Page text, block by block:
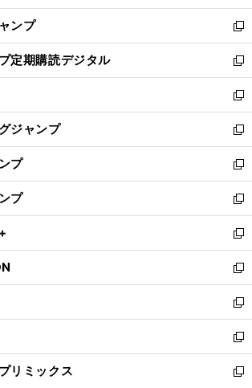
開
く
ウ
で
開
く
ン
ド
ウ
で
開
く
ウ
ィ
ン
ド
ウ
で
開
く
ンプ
新
し
い
ウ
ィ
ン
ド
ウ
で
開
く
定期購読デジタル
新
し
い
ウ
ィ
ン
ド
ウ
で
開
く
新
し
い
ウ
ィ
ン
ド
ウ
で
開
く
ジャンプ
新
し
い
ウ
ィ
ン
ド
ウ
で
開
く
プ
新
し
い
ウ
ィ
ン
ド
ウ
で
開
く
プ
新
し
い
ウ
ィ
ン
ド
ウ
で
開
く
新
し
い
ウ
ィ
ン
ド
ウ
で
新
し
い
ウ
ィ
ン
ド
新
し
い
ウ
ィ
新
し
い
リミックス
新